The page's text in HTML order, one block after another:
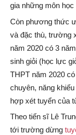
gia những môn
Còn phương thức
và đặc thù, trường
năm 2020 có 3
sinh giỏi (học lực
THPT năm 2020
chuyên, năng
hợp xét tuyển của
Theo tiến sĩ Lê
tới trường dừng